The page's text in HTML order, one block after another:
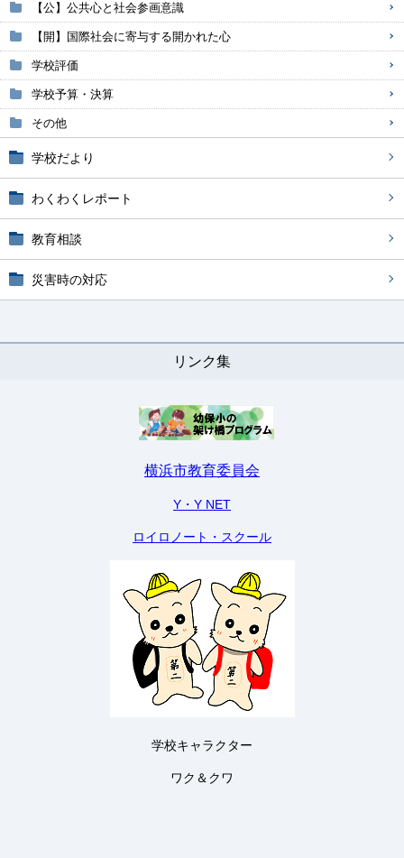
【公】公共心と社会参画意識
【開】国際社会に寄与する開かれた心
学校評価
学校予算・決算
その他
学校だより
わくわくレポート
教育相談
災害時の対応
リンク集
横浜市教育委員会
Y・Y NET
ロイロノート・スクール
学校キャラクター
ワク＆クワ